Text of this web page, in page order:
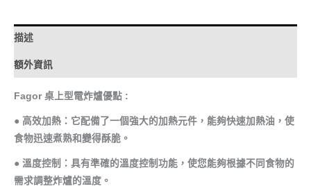
描述
額外資訊
Fagor 桌上型電炸爐優點 :
● 高效加熱：它配備了一個強大的加熱元件，能夠快速加熱油，使
食物迅速煮熟和變得酥脆。
● 溫度控制：具有準確的溫度控制功能，使您能夠根據不同食物的
需求調整炸爐的溫度。